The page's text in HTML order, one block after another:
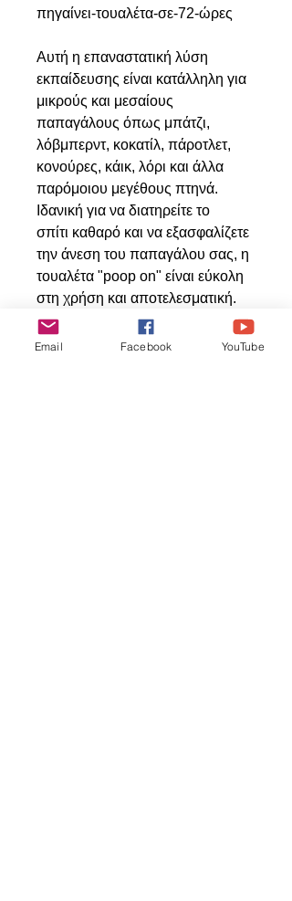
πηγαίνει-τουαλέτα-σε-72-ώρες
Αυτή η επαναστατική λύση
εκπαίδευσης είναι κατάλληλη για
μικρούς και μεσαίους
παπαγάλους όπως μπάτζι,
λόβμπερντ, κοκατίλ, πάροτλετ,
κονούρες, κάικ, λόρι και άλλα
παρόμοιου μεγέθους πτηνά.
Ιδανική για να διατηρείτε το
σπίτι καθαρό και να εξασφαλίζετε
την άνεση του παπαγάλου σας, η
τουαλέτα "poop on" είναι εύκολη
στη χρήση και αποτελεσματική.
Προσφέρετε στο αγαπημένο σας
πτηνό την καλύτερη φροντίδα.
Email Facebook YouTube